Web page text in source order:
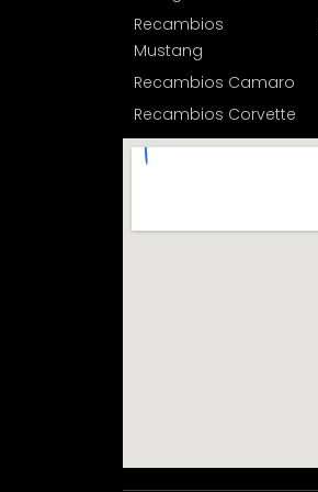
Recambios
Mustang
Recambios Camaro
Recambios Corvette